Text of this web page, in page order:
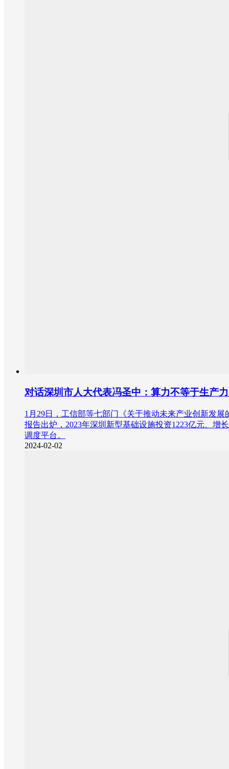
对话深圳市人大代表冯圣中：算力不等于生产
1月29日，工信部等七部门《关于推动未来产业创新发
报告出炉，2023年深圳新型基础设施投资1223亿元、增
调度平台。
2024-02-02